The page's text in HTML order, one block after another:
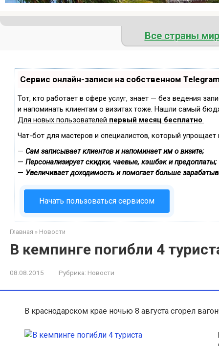
Все страны
Сервис онлайн-записи на собственном
Тот, кто работает в сфере услуг, знает — без ведения
и напоминать клиентам о визитах тоже. Нашли самый
Для новых пользователей первый месяц бесплатно.
Чат-бот для мастеров и специалистов, который упрощает
— Сам записывает клиентов и напоминает им о визите;
— Персонализирует скидки, чаевые, кэшбэк и предоплаты;
— Увеличивает доходимость и помогает больше
Начать пользоваться сервисом
Главная » Новости
В кемпинге погибли 4
08.08.2015 Рубрика: Новости
В краснодарском крае ночью 8 августа сгорел